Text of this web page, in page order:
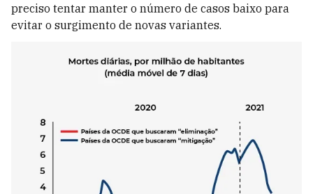
preciso tentar manter o número de casos baixo para
evitar o surgimento de novas variantes.